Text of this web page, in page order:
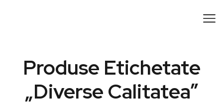
Produse Etichetate
„diverse Calitatea”